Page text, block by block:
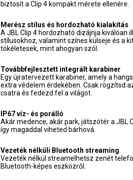
biztosít a Clip 4 kompakt mérete ellenére.
Merész stílus és hordozható kialakítás
A JBL Clip 4 hordozható dizájnja kiválóan
stílusokhoz, valamint színes külseje és a
tökéletesek, mint ahogyan szól.
Továbbfejlesztett integrált karabiner
Egy újratervezett karabiner, amely a
extra védelem érdekében. Csak rögzítsd
csatra és fedezd fel a világot.
IP67 víz- és porálló
Akár medence, akár park, játszótér a JBL
így magaddal viheted bárhová.
Vezeték nélküli Bluetooth streaming
Vezeték nélkül streamelhetsz zenét
Bluetooth-képes eszközről.